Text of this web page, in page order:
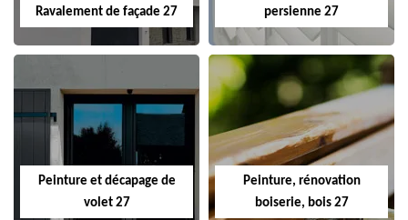
Ravalement de façade 27
persienne 27
Peinture et décapage de
volet 27
Peinture, rénovation
boiserie, bois 27